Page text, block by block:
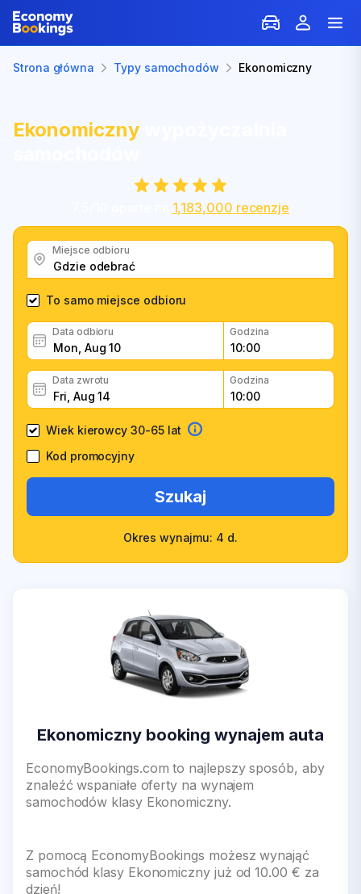
Strona główna Typy samochodów Ekonomiczny
Ekonomiczny
1,183,000 recenzje
Miejsce odbioru
To samo miejsce odbioru
Data odbioru Godzina
Data zwrotu Godzina
Wiek kierowcy 30-65 lat
Kod promocyjny
Szukaj
Okres wynajmu: 4 d.
Ekonomiczny booking wynajem auta
EconomyBookings.com to najlepszy sposób, aby
znaleźć wspaniałe oferty na wynajem
samochodów klasy Ekonomiczny.
Z pomocą EconomyBookings możesz wynająć
samochód klasy Ekonomiczny już od 10.00 € za
dzień!